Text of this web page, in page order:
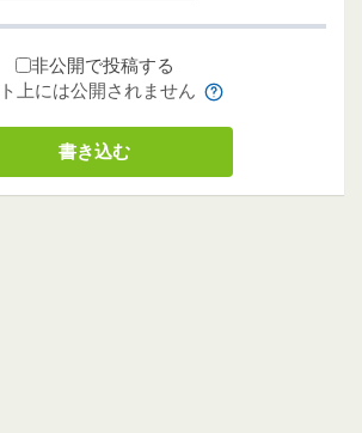
非公開で投稿する
上には公開されません